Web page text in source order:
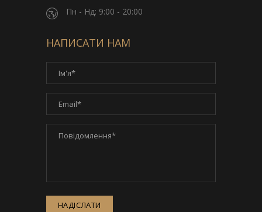
Пн - Нд: 9:00 - 20:00
НАПИСАТИ НАМ
НАДІСЛАТИ